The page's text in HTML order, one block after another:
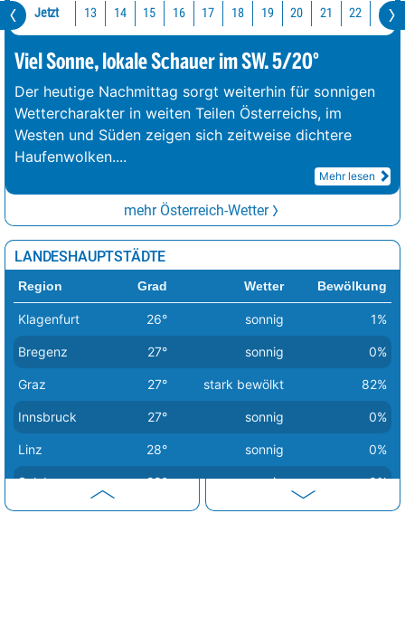
Jetzt 13 14 15 16 17 18 19 20 21 22 23
Viel Sonne, lokale Schauer im SW. 5/20°
Der heutige Nachmittag sorgt weiterhin für sonnigen
Wettercharakter in weiten Teilen Österreichs, im
Westen und Süden zeigen sich zeitweise dichtere
Haufenwolken....
Mehr lesen
mehr Österreich-Wetter
LANDESHAUPTSTÄDTE
Region Grad Wetter Bewölkung
Klagenfurt 26° sonnig 1%
Bregenz 27° sonnig 0%
Graz 27° stark bewölkt 82%
Innsbruck 27° sonnig 0%
Linz 28° sonnig 0%
Salzburg 28° sonnig 0%
Sankt Pölten 28° sonnig 0%